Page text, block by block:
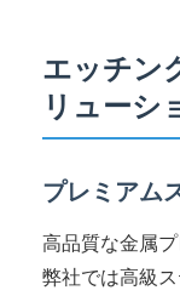
エッチン
リューシ
プレミアム
高品質な金属
弊社では高級